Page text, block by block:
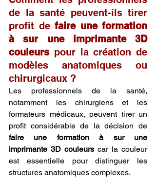
de la santé peuvent-ils tirer
profit de faire une formation
à sur une imprimante 3D
couleurs pour la création de
modèles anatomiques ou
chirurgicaux ?
Les professionnels de la santé,
notamment les chirurgiens et les
formateurs médicaux, peuvent tirer un
faire une formation à sur une
imprimante 3D couleurs car la couleur
est essentielle pour distinguer les
structures anatomiques complexes.